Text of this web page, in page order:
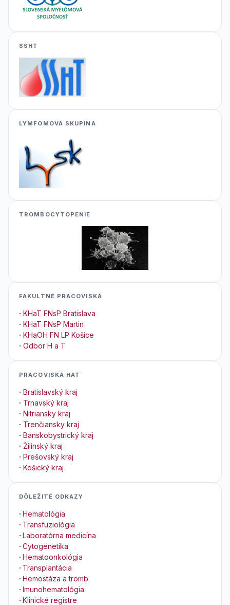
SSHT
LYMFOMOVA SKUPINA
TROMBOCYTOPENIE
FAKULTNÉ PRACOVISKÁ
· KHaT FNsP Bratislava
· KHaT FNsP Martin
· KHaOH FN LP Košice
· Odbor H a T
PRACOVISKÁ HAT
· Bratislavský kraj
· Trnavský kraj
· Nitriansky kraj
· Trenčiansky kraj
· Banskobystrický kraj
· Žilinský kraj
· Prešovský kraj
· Košický kraj
DÔLEŽITÉ ODKAZY
· Hematológia
· Transfuziológia
· Laboratórna medicína
· Cytogenetika
· Hematoonkológia
· Transplantácia
· Hemostáza a tromb.
· Imunohematológia
· Klinické registre